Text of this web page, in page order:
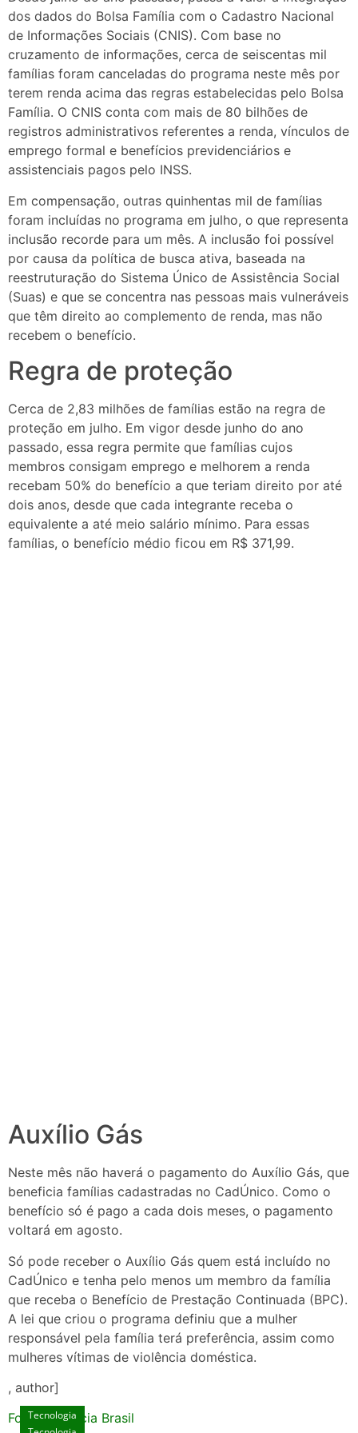
dos dados do Bolsa Família com o Cadastro Nacional
de Informações Sociais (CNIS). Com base no
cruzamento de informações, cerca de seiscentas mil
famílias foram canceladas do programa neste mês por
terem renda acima das regras estabelecidas pelo Bolsa
Família. O CNIS conta com mais de 80 bilhões de
registros administrativos referentes a renda, vínculos de
emprego formal e benefícios previdenciários e
assistenciais pagos pelo INSS.
Em compensação, outras quinhentas mil de famílias
foram incluídas no programa em julho, o que representa
inclusão recorde para um mês. A inclusão foi possível
por causa da política de busca ativa, baseada na
reestruturação do Sistema Único de Assistência Social
(Suas) e que se concentra nas pessoas mais vulneráveis
que têm direito ao complemento de renda, mas não
recebem o benefício.
Regra de proteção
Cerca de 2,83 milhões de famílias estão na regra de
proteção em julho. Em vigor desde junho do ano
passado, essa regra permite que famílias cujos
membros consigam emprego e melhorem a renda
recebam 50% do benefício a que teriam direito por até
dois anos, desde que cada integrante receba o
equivalente a até meio salário mínimo. Para essas
famílias, o benefício médio ficou em R$ 371,99.
Auxílio Gás
Neste mês não haverá o pagamento do Auxílio Gás, que
beneficia famílias cadastradas no CadÚnico. Como o
benefício só é pago a cada dois meses, o pagamento
voltará em agosto.
Só pode receber o Auxílio Gás quem está incluído no
CadÚnico e tenha pelo menos um membro da família
que receba o Benefício de Prestação Continuada (BPC).
A lei que criou o programa definiu que a mulher
responsável pela família terá preferência, assim como
mulheres vítimas de violência doméstica.
, author]
Fonte: Agencia Brasil
Tecnologia